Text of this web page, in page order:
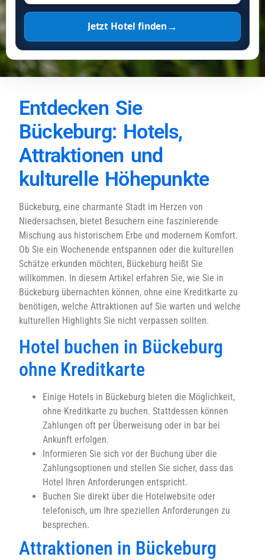
Jetzt Hotel finden→
Entdecken Sie
Bückeburg: Hotels,
Attraktionen und
kulturelle Höhepunkte
Bückeburg, eine charmante Stadt im Herzen von
Niedersachsen, bietet Besuchern eine faszinierende
Mischung aus historischem Erbe und modernem Komfort.
Ob Sie ein Wochenende entspannen oder die kulturellen
Schätze erkunden möchten, Bückeburg heißt Sie
willkommen. In diesem Artikel erfahren Sie, wie Sie in
Bückeburg übernachten können, ohne eine Kreditkarte zu
benötigen, welche Attraktionen auf Sie warten und welche
kulturellen Highlights Sie nicht verpassen sollten.
Hotel buchen in Bückeburg
ohne Kreditkarte
Einige Hotels in Bückeburg bieten die Möglichkeit,
ohne Kreditkarte zu buchen. Stattdessen können
Zahlungen oft per Überweisung oder in bar bei
Ankunft erfolgen.
Informieren Sie sich vor der Buchung über die
Zahlungsoptionen und stellen Sie sicher, dass das
Hotel Ihren Anforderungen entspricht.
Buchen Sie direkt über die Hotelwebsite oder
telefonisch, um Ihre speziellen Anforderungen zu
besprechen.
Attraktionen in Bückeburg